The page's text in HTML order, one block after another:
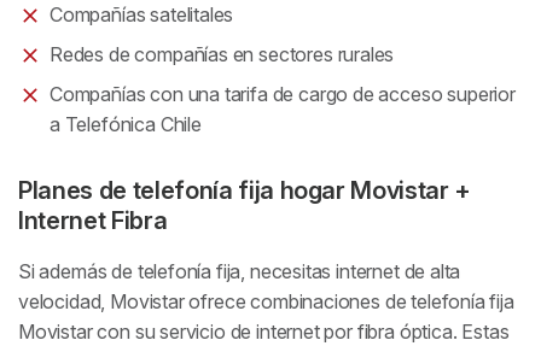
Compañías satelitales
Redes de compañías en sectores rurales
Compañías con una tarifa de cargo de acceso superior
a Telefónica Chile
Planes de telefonía fija hogar Movistar +
Internet Fibra
Si además de telefonía fija, necesitas internet de alta
velocidad, Movistar ofrece combinaciones de telefonía fija
Movistar con su servicio de internet por fibra óptica. Estas